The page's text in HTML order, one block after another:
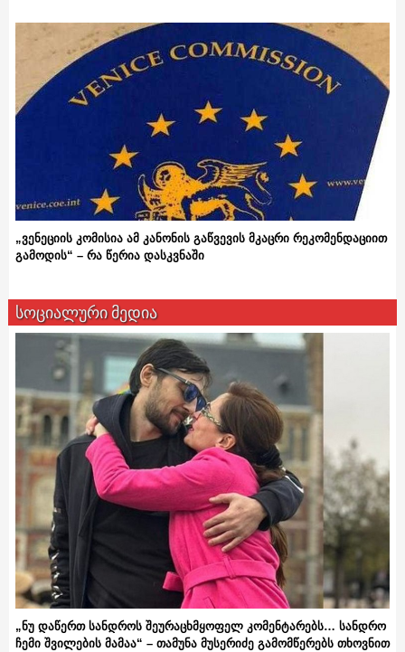
„ვენეციის კომისია ამ კანონის გაწვევის მკაცრი რეკომენდაციით
გამოდის“ – რა წერია დასკვნაში
სოციალური მედია
„ნუ დაწერთ სანდროს შეურაცხმყოფელ კომენტარებს… სანდრო
ჩემი შვილების მამაა“ – თამუნა მუსერიძე გამომწერებს თხოვნით